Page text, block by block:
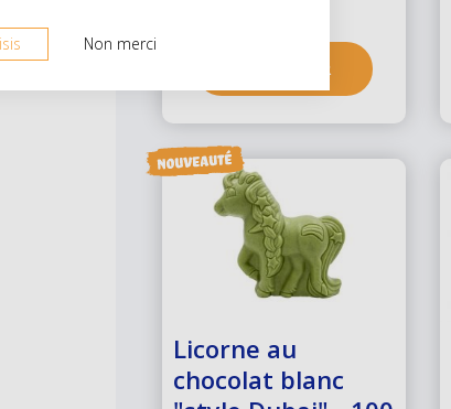
DÉCOUVRIR
Licorne au
chocolat blanc
Non merci